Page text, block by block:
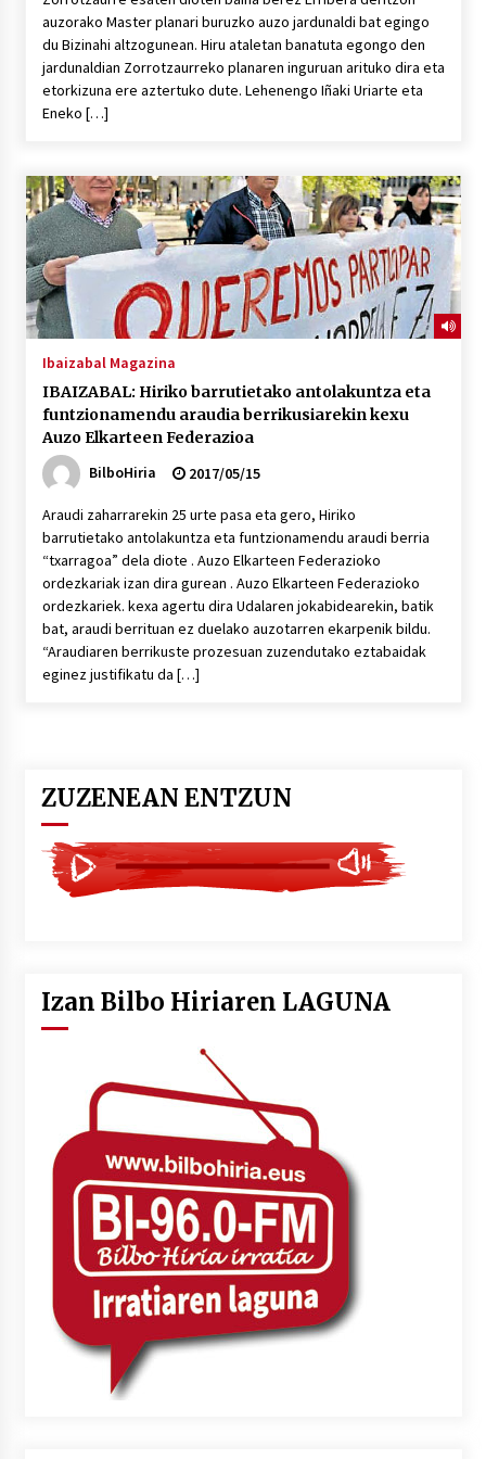
auzorako Master planari buruzko auzo jardunaldi bat egingo
du Bizinahi altzogunean. Hiru ataletan banatuta egongo den
jardunaldian Zorrotzaurreko planaren inguruan arituko dira eta
etorkizuna ere aztertuko dute. Lehenengo Iñaki Uriarte eta
Eneko […]
Ibaizabal Magazina
IBAIZABAL: Hiriko barrutietako antolakuntza eta
funtzionamendu araudia berrikusiarekin kexu
Auzo Elkarteen Federazioa
BilboHiria
2017/05/15
Araudi zaharrarekin 25 urte pasa eta gero, Hiriko
barrutietako antolakuntza eta funtzionamendu araudi berria
“txarragoa” dela diote . Auzo Elkarteen Federazioko
ordezkariak izan dira gurean . Auzo Elkarteen Federazioko
ordezkariek. kexa agertu dira Udalaren jokabidearekin, batik
bat, araudi berrituan ez duelako auzotarren ekarpenik bildu.
“Araudiaren berrikuste prozesuan zuzendutako eztabaidak
eginez justifikatu da […]
ZUZENEAN ENTZUN
Izan Bilbo Hiriaren LAGUNA